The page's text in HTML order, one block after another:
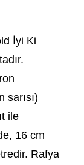
İyi Ki
sarısı)
ile
16 cm
Rafya